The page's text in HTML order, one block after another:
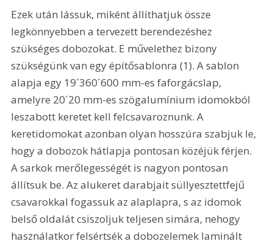
Ezek után lássuk, miként állíthatjuk össze
legkönnyebben a tervezett berendezéshez
szükséges dobozokat. E művelethez bizony
szükségünk van egy építősablonra (1). A sablon
alapja egy 19´360´600 mm-es faforgácslap,
amelyre 20´20 mm-es szögalumínium idomokból
leszabott keretet kell felcsavaroznunk. A
keretidomokat azonban olyan hosszúra szabjuk le,
hogy a dobozok hátlapja pontosan közéjük férjen.
A sarkok merőlegességét is nagyon pontosan
állítsuk be. Az alukeret darabjait süllyesztettfejű
csavarokkal fogassuk az alaplapra, s az idomok
belső oldalát csiszoljuk teljesen simára, nehogy
használatkor felsértsék a dobozelemek laminált